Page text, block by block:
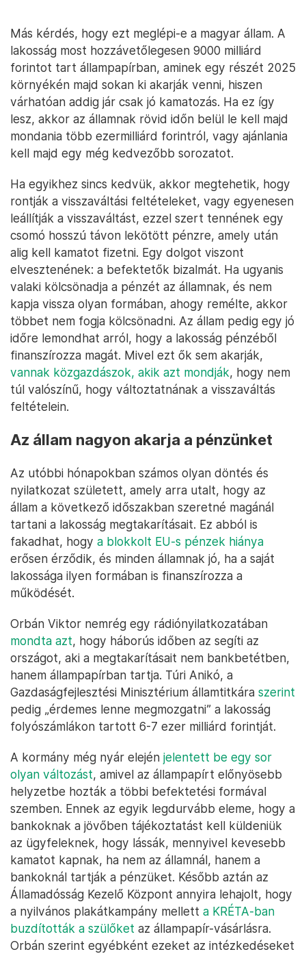
Más kérdés, hogy ezt meglépi-e a magyar állam. A
lakosság most hozzávetőlegesen 9000 milliárd
forintot tart állampapírban, aminek egy részét 2025
környékén majd sokan ki akarják venni, hiszen
várhatóan addig jár csak jó kamatozás. Ha ez így
lesz, akkor az államnak rövid időn belül le kell majd
mondania több ezermilliárd forintról, vagy ajánlania
kell majd egy még kedvezőbb sorozatot.
Ha egyikhez sincs kedvük, akkor megtehetik, hogy
rontják a visszaváltási feltételeket, vagy egyenesen
leállítják a visszaváltást, ezzel szert tennének egy
csomó hosszú távon lekötött pénzre, amely után
alig kell kamatot fizetni. Egy dolgot viszont
elvesztenének: a befektetők bizalmát. Ha ugyanis
valaki kölcsönadja a pénzét az államnak, és nem
kapja vissza olyan formában, ahogy remélte, akkor
többet nem fogja kölcsönadni. Az állam pedig egy jó
időre lemondhat arról, hogy a lakosság pénzéből
finanszírozza magát. Mivel ezt ők sem akarják,
vannak közgazdászok, akik azt mondják, hogy nem
túl valószínű, hogy változtatnának a visszaváltás
feltételein.
Az állam nagyon akarja a pénzünket
Az utóbbi hónapokban számos olyan döntés és
nyilatkozat született, amely arra utalt, hogy az
állam a következő időszakban szeretné magánál
tartani a lakosság megtakarításait. Ez abból is
fakadhat, hogy a blokkolt EU-s pénzek hiánya
erősen érződik, és minden államnak jó, ha a saját
lakossága ilyen formában is finanszírozza a
működését.
Orbán Viktor nemrég egy rádiónyilatkozatában
mondta azt, hogy háborús időben az segíti az
országot, aki a megtakarításait nem bankbetétben,
hanem állampapírban tartja. Túri Anikó, a
Gazdaságfejlesztési Minisztérium államtitkára szerint
pedig „érdemes lenne megmozgatni” a lakosság
folyószámlákon tartott 6-7 ezer milliárd forintját.
A kormány még nyár elején jelentett be egy sor
olyan változást, amivel az állampapírt előnyösebb
helyzetbe hozták a többi befektetési formával
szemben. Ennek az egyik legdurvább eleme, hogy a
bankoknak a jövőben tájékoztatást kell küldeniük
az ügyfeleknek, hogy lássák, mennyivel kevesebb
kamatot kapnak, ha nem az államnál, hanem a
bankoknál tartják a pénzüket. Később aztán az
Államadósság Kezelő Központ annyira lehajolt, hogy
a nyilvános plakátkampány mellett a KRÉTA-ban
buzdították a szülőket az állampapír-vásárlásra.
Orbán szerint egyébként ezeket az intézkedéseket